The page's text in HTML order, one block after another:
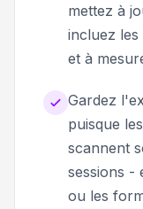
mettez à
incluez
et à
Gardez
puisque
scannent
sessions -
ou les